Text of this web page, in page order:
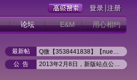
论坛 E&M 用心相约
最新帖
Q微【3538441838】【nueb1q】新盛公司游戏注册网址
2026年8月1日 北京 潘美辰“回家”世界巡回演唱会北京
潘美辰2026「回家」巡回演唱会--银川站
公 告
2013年2月8日，新版站点公开试运行